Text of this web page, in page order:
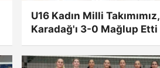
U16 Kadın Milli Takımımız,
Karadağ'ı 3-0 Mağlup Etti